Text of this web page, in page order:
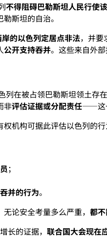
不得阻碍巴勒斯坦人民行使
斯坦的自治。
的以色列定居点非法，并要
公开支持吞并。这些来自外
列在被占领巴勒斯坦领土存
非评估证据或分配责任——这
权机构可据此评估以色列的行
；
并的行为。
无论安全考量多么严重，都
长的证据，联合国大会现在